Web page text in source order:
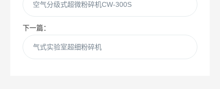
空气分级式超微粉碎机CW-300S
下一篇：
气式实验室超细粉碎机